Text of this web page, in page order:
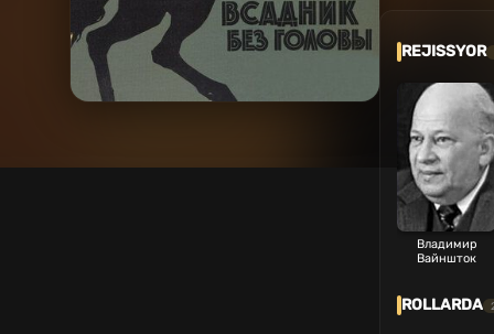
REJISSYOR
Владимир
Вайншток
ROLLARDA